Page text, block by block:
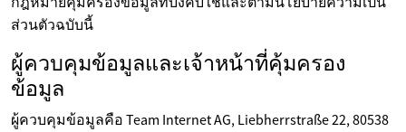
ส่วนตัวฉบับนี้
ผู้ควบคุมข้อมูลและเจ้าหน้าที่คุ้มครอง
ข้อมูล
ผู้ควบคุมข้อมูลคือ Team Internet AG, Liebherrstraße 22, 80538